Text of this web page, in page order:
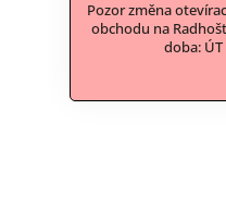
Pozor změna
obchodu na
doba: ÚT